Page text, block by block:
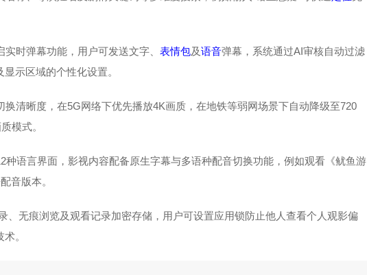
时弹幕功能，用户可发送文字、 表情包及语音弹幕，系统通过AI审核自动过滤
示区域的个性化设置。
清晰度，在5G网络下优先播放4K画质，在地铁等弱网场景下自动降级至720
模式。
种语言界面，影视内容配备原生字幕与多语种配音切换功能，例如观看《鱿鱼游
音版本。
、无痕浏览及观看记录加密存储，用户可设置应用锁防止他人查看个人观影偏
。